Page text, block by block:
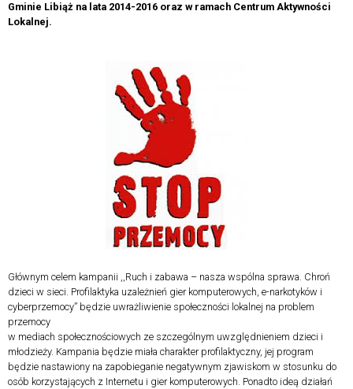
Gminie Libiąż na lata 2014-2016 oraz w ramach Centrum Aktywności
Lokalnej.
Głównym celem kampanii ,,Ruch i zabawa – nasza wspólna sprawa. Chroń
dzieci w sieci. Profilaktyka uzależnień gier komputerowych, e-narkotyków i
cyberprzemocy” będzie uwrażliwienie społeczności lokalnej na problem
przemocy
w mediach społecznościowych ze szczególnym uwzględnieniem dzieci i
młodzieży. Kampania będzie miała charakter profilaktyczny, jej program
będzie nastawiony na zapobieganie negatywnym zjawiskom w stosunku do
osób korzystających z Internetu i gier komputerowych. Ponadto ideą działań